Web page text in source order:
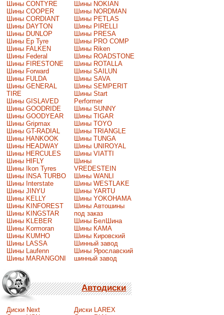
Шины CONTYRE
Шины COOPER
Шины CORDIANT
Шины DAYTON
Шины DUNLOP
Шины Ep Tyre
Шины FALKEN
Шины Federal
Шины FIRESTONE
Шины Forward
Шины FULDA
Шины GENERAL
TIRE
Шины GISLAVED
Шины GOODRIDE
Шины GOODYEAR
Шины Gripmax
Шины GT-RADIAL
Шины HANKOOK
Шины HEADWAY
Шины HERCULES
Шины HIFLY
Шины Ikon Tyres
Шины INSA TURBO
Шины Interstate
Шины JINYU
Шины KELLY
Шины KINFOREST
Шины KINGSTAR
Шины KLEBER
Шины Kormoran
Шины KUMHO
Шины LASSA
Шины Laufenn
Шины MARANGONI
Шины NOKIAN
Шины NORDMAN
Шины PETLAS
Шины PIRELLI
Шины PRESA
Шины PRO COMP
Шины Riken
Шины ROADSTONE
Шины ROTALLA
Шины SAILUN
Шины SAVA
Шины SEMPERIT
Шины Start
Performer
Шины SUNNY
Шины TIGAR
Шины TOYO
Шины TRIANGLE
Шины TUNGA
Шины UNIROYAL
Шины VIATTI
Шины
VREDESTEIN
Шины WANLI
Шины WESTLAKE
Шины YARTU
Шины YOKOHAMA
Шины Автошины
под заказ
Шины БелШина
Шины КАМА
Шины Кировский
Шинный завод
Шины Ярославский
шинный завод
Автодиски
Диски Next
Диски LAREX